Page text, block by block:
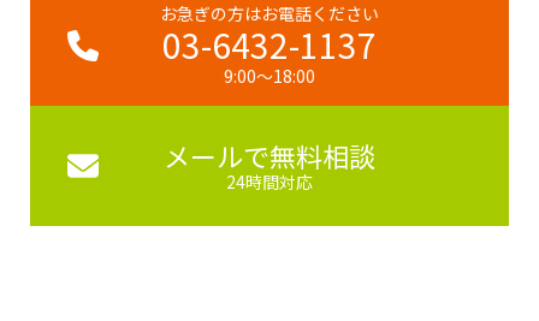
お急ぎの方はお電話ください
03-6432-1137
9:00～18:00
メールで無料相談
24時間対応